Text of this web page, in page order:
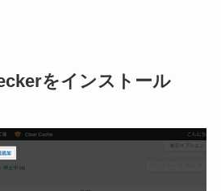
をインストール